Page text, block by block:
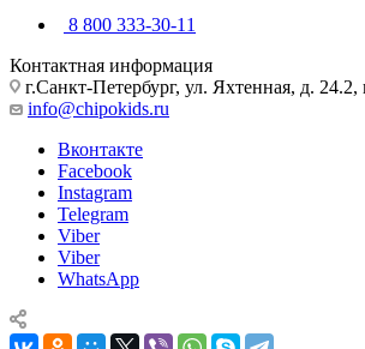
8 800 333-30-11
Контактная информация
г.Санкт-Петербург, ул. Яхтенная, д.
info@chipokids.ru
Вконтакте
Facebook
Instagram
Telegram
Viber
Viber
WhatsApp